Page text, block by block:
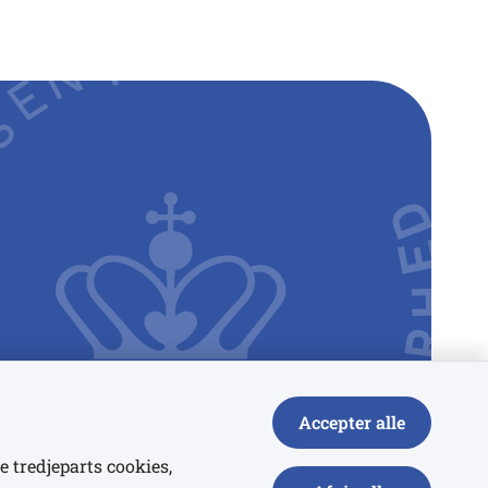
tredjeparts cookies,
Accepter alle